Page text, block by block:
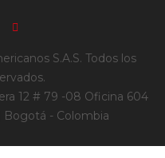
S.A.S. Todos los
12 # 79 -08 Oficina 604
Bogotá - Colombia